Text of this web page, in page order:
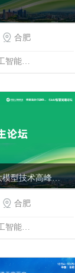
 合肥
中国人工智能学会&科大讯飞
2025年第三届人工智能大模型技术高峰论坛开幕式&主论坛
 合肥
中国人工智能学会&科大讯飞